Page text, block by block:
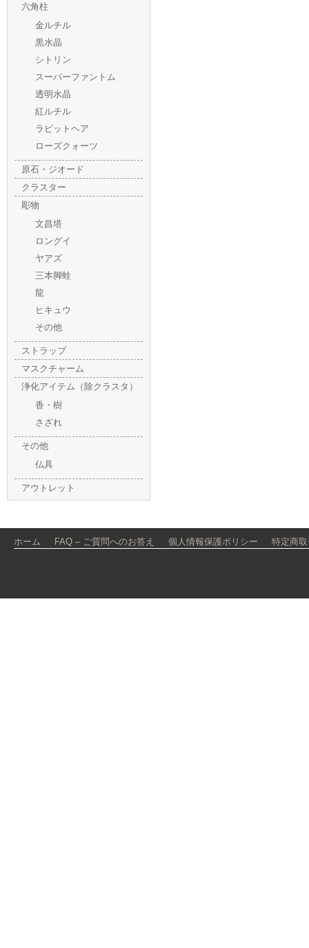
六角柱
金ルチル
黒水晶
シトリン
スーパーファントム
透明水晶
紅ルチル
ラビットヘア
ローズクォーツ
原石・ジオード
クラスター
彫物
文昌塔
ロングイ
ヤアズ
三本脚蛙
龍
ヒキュウ
その他
ストラップ
マスクチャーム
浄化アイテム（除クラスタ）
香・樹
さざれ
その他
仏具
アウトレット
ホーム FAQ – ご質問へのお答え 個人情報保護ポリシー 特定商